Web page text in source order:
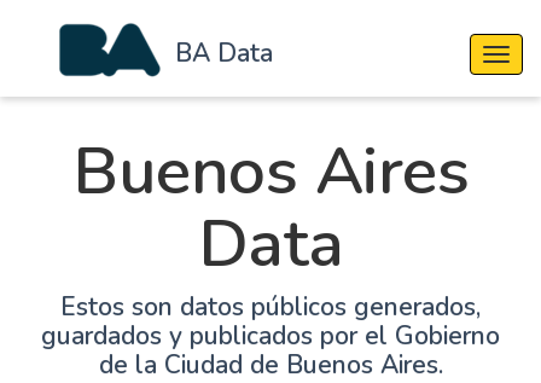
BA Data
Buenos Aires
Data
Estos son datos públicos generados,
guardados y publicados por el Gobierno
de la Ciudad de Buenos Aires.